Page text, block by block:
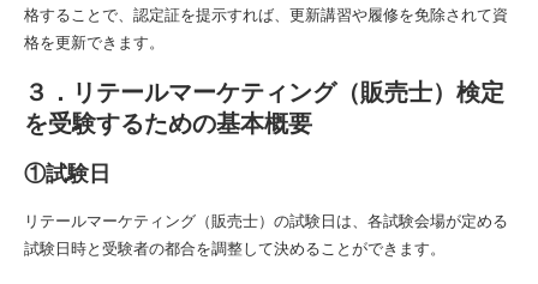
格することで、認定証を提示すれば、更新講習や履修を免除されて資
格を更新できます。
３．リテールマーケティング（販売士）検定
を受験するための基本概要
①試験日
リテールマーケティング（販売士）の試験日は、各試験会場が定める
試験日時と受験者の都合を調整して決めることができます。